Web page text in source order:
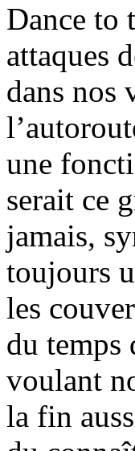
Dance to
attaques
dans nos
une
serait ce
jamais,
toujours
les
du temps
voulant
la fin